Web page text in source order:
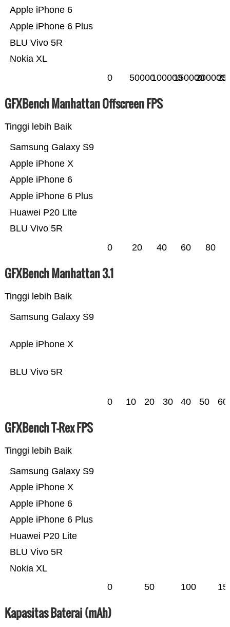
Nokia XL
BLU Vivo 5R
Apple iPhone 6 Plus
Apple iPhone 6
0 50000100000150000200000
GFXBench Manhattan Offscreen FPS
Tinggi lebih Baik
BLU Vivo 5R
Huawei P20 Lite
Apple iPhone 6 Plus
Apple iPhone 6
Apple iPhone X
Samsung Galaxy S9
0 20 40 60 80
GFXBench Manhattan 3.1
Tinggi lebih Baik
BLU Vivo 5R
Apple iPhone X
Samsung Galaxy S9
0 10 20 30 40 50 60
GFXBench T-Rex FPS
Tinggi lebih Baik
Nokia XL
BLU Vivo 5R
Huawei P20 Lite
Apple iPhone 6 Plus
Apple iPhone 6
Apple iPhone X
Samsung Galaxy S9
0 50 100
Kapasitas Baterai (mAh)